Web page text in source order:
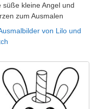
süße kleine Angel und
zum Ausmalen
von Lilo und